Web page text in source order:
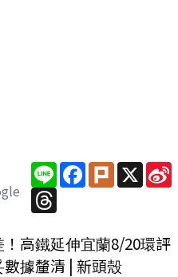
LineFacebook
PlurkX
Threads
高鐵延伸宜蘭8/20環評
據釐清 | 新頭殼